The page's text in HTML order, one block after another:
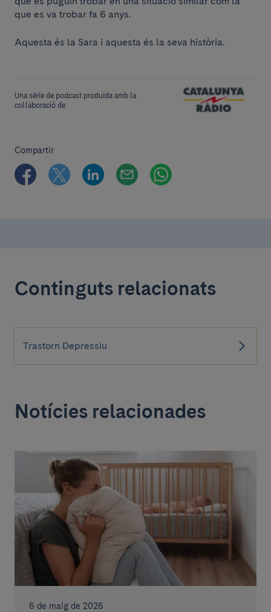
que es va trobar fa 6 anys.
Aquesta és la Sara i aquesta és la seva història.
Una sèrie de podcast produïda amb la
col·laboració de
Compartir
Continguts relacionats
Trastorn Depressiu
Notícies relacionades
6 de maig de 2026